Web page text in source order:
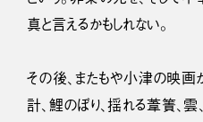
真と言えるかもしれない。
その後、またもや小津の映画
計、鯉のぼり、揺れる葦簀、